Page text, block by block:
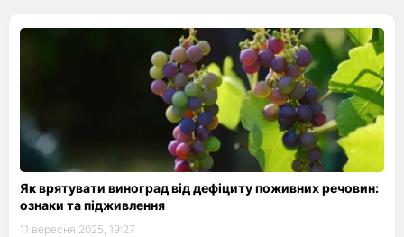
Як врятувати виноград від дефіциту поживних речовин:
ознаки та підживлення
11 вересня 2025, 19:27